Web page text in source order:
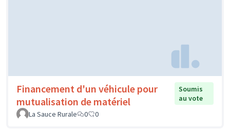
Financement d'un véhicule pour
mutualisation de matériel
Soumis
au vote
La Sauce Rurale
0 0